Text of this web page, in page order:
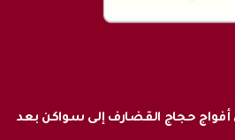
حجاج القضارف إلى سواكن بعد